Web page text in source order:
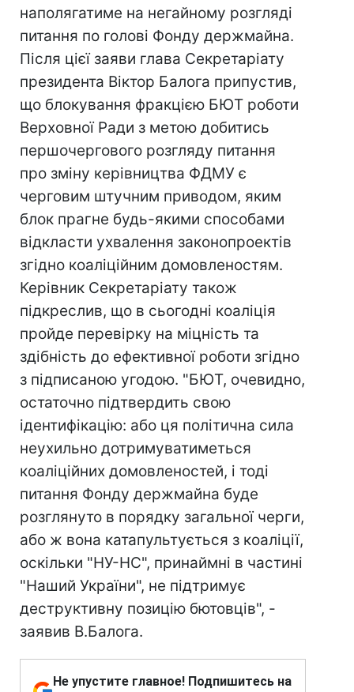
наполягатиме на негайному розгляді
питання по голові Фонду держмайна.
Після цієї заяви глава Секретаріату
президента Віктор Балога припустив,
що блокування фракцією БЮТ роботи
Верховної Ради з метою добитись
першочергового розгляду питання
про зміну керівництва ФДМУ є
черговим штучним приводом, яким
блок прагне будь-якими способами
відкласти ухвалення законопроектів
згідно коаліційним домовленостям.
Керівник Секретаріату також
підкреслив, що в сьогодні коаліція
пройде перевірку на міцність та
здібність до ефективної роботи згідно
з підписаною угодою. "БЮТ, очевидно,
остаточно підтвердить свою
ідентифікацію: або ця політична сила
неухильно дотримуватиметься
коаліційних домовленостей, і тоді
питання Фонду держмайна буде
розглянуто в порядку загальної черги,
або ж вона катапультується з коаліції,
оскільки "НУ-НС", принаймні в частині
"Наший України", не підтримує
деструктивну позицію бютовців", -
заявив В.Балога.
Не упустите главное! Подпишитесь на